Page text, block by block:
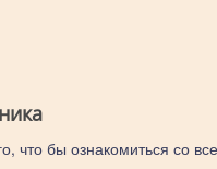
что бы ознакомиться со